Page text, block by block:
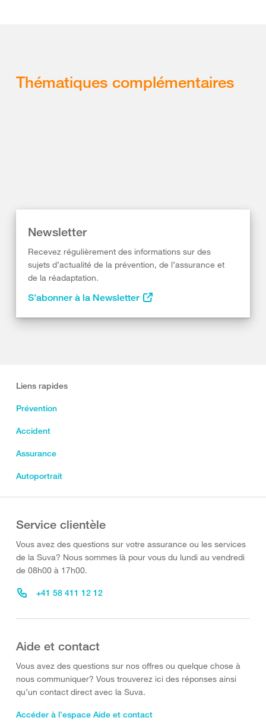
Thématiques complémentaires
Newsletter
Recevez régulièrement des informations sur des
sujets d’actualité de la prévention, de l’assurance et
de la réadaptation.
S’abonner à la Newsletter
Liens rapides
Prévention
Accident
Assurance
Autoportrait
Service clientèle
Vous avez des questions sur votre assurance ou les services
de la Suva? Nous sommes là pour vous du lundi au vendredi
de 08h00 à 17h00.
+41 58 411 12 12
Aide et contact
Vous avez des questions sur nos offres ou quelque chose à
nous communiquer? Vous trouverez ici des réponses ainsi
qu’un contact direct avec la Suva.
Accéder à l’espace Aide et contact